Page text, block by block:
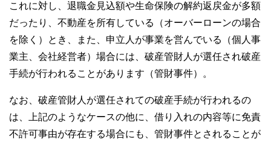
これに対し、退職金見込額や生命保険の解約返戻金が多額
だったり、不動産を所有している（オーバーローンの場合
を除く）とき、また、申立人が事業を営んでいる（個人事
業主、会社経営者）場合には、破産管財人が選任され破産
手続が行われることがあります（管財事件）。
なお、破産管財人が選任されての破産手続が行われるの
は、上記のようなケースの他に、借り入れの内容等に免責
不許可事由が存在する場合にも、管財事件とされることが